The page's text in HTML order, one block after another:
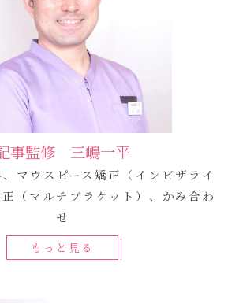
事監修 三嶋一平
マウスピース矯正（インビザライ
（マルチブラケット）、かみ合わ
せ
もっと見る